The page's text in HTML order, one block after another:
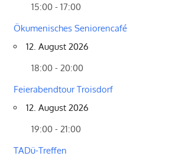
15:00 - 17:00
Ökumenisches Seniorencafé
12. August 2026
18:00 - 20:00
Feierabendtour Troisdorf
12. August 2026
19:00 - 21:00
TADü-Treffen